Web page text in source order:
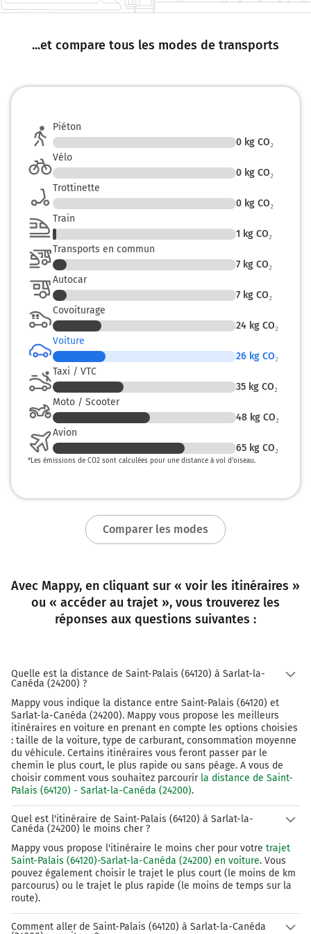
Tourner légèrement à droite sur D460 (Route
continuer sur 300 mètres
53 km
Au rond-point, prendre la 3ème sortie sur la voie et
continuer sur 85 mètres
53 km
kilomètres
D624
Bayonne
Saint-Geours-de-Maremne
Soustons
Capbreton-Hossegor
53 km
Prendre à droite et rejoindre A63 E70 E5. Continuer sur
139 kilomètres
E70 A63
E5
BORDEAUX
SOUSTONS
A63
Payer 4,40 € (Péage Saugnacq-et-Muret)
9,2 kilomètres
E5
E70
A89
A62
TOULOUSE
BORDEAUX
TALENCE
campus universitaire
A630
Continuer E70 (N230) sur 8,4 kilomètres
E70
E5
A10
PÉRIGUEUX
LIBOURNE
205 km
...et compare tous les modes de transports
Piéton
0 kg CO₂
Vélo
0 kg CO₂
Trottinette
0 kg CO₂
Train
1 kg CO₂
Transports en commun
7 kg CO₂
Autocar
7 kg CO₂
Covoiturage
24 kg CO₂
Voiture
26 kg CO₂
Taxi / VTC
35 kg CO₂
Moto / Scooter
48 kg CO₂
Avion
65 kg CO₂
*Les émissions de CO2 sont calculées pour une distance à vol d’oiseau.
Comparer les modes
Avec Mappy, en cliquant sur « voir les itinéraires »
ou « accéder au trajet », vous trouverez les
réponses aux questions suivantes :
Quelle est la distance de Saint-Palais (64120) à Sarlat-la-
Canéda (24200) ?
Mappy vous indique la distance entre Saint-Palais (64120) et
Sarlat-la-Canéda (24200). Mappy vous propose les meilleurs
itinéraires en voiture en prenant en compte les options choisies
: taille de la voiture, type de carburant, consommation moyenne
du véhicule. Certains itinéraires vous feront passer par le
chemin le plus court, le plus rapide ou sans péage. A vous de
choisir comment vous souhaitez parcourir la distance de Saint-
Palais (64120) - Sarlat-la-Canéda (24200).
Quel est l'itinéraire de Saint-Palais (64120) à Sarlat-la-
Canéda (24200) le moins cher ?
Mappy vous propose l'itinéraire le moins cher pour votre trajet
Saint-Palais (64120)-Sarlat-la-Canéda (24200) en voiture. Vous
pouvez également choisir le trajet le plus court (le moins de km
parcourus) ou le trajet le plus rapide (le moins de temps sur la
route).
Comment aller de Saint-Palais (64120) à Sarlat-la-Canéda